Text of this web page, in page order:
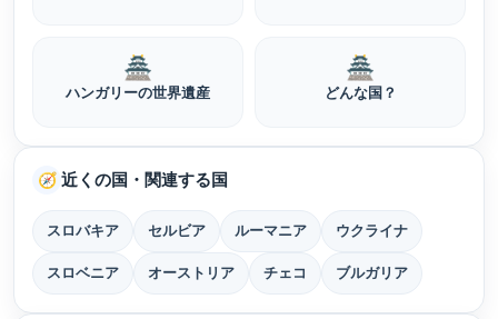
🏯
ハンガリーの世界遺産
🏯
どんな国？
🧭 近くの国・関連する国
スロバキア セルビア ルーマニア ウクライナ
スロベニア オーストリア チェコ ブルガリア